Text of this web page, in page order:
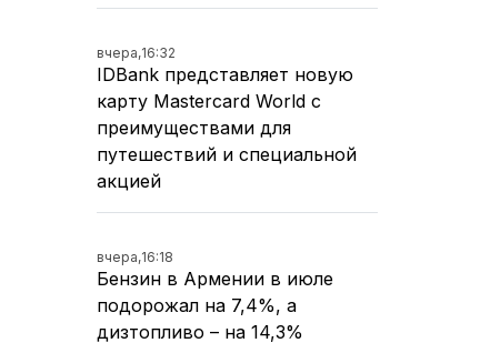
вчера,16:32
IDBank представляет новую
карту Mastercard World с
преимуществами для
путешествий и специальной
акцией
вчера,16:18
Бензин в Армении в июле
подорожал на 7,4%, а
дизтопливо – на 14,3%